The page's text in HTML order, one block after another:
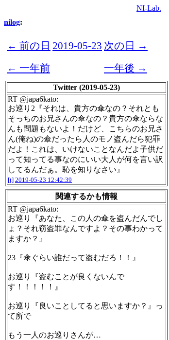
NI-Lab.
nilog:
← 前の日 2019-05-23 次の日 →
← 一年前
一年後 →
Twitter (2019-05-23)
RT @japa6kato:
お巡り2『それは、貴方の傘なの？それとも
そっちのお兄さんの傘なの？貴方の傘ならな
んも問題もないよ！だけど、こちらのお兄さ
ん(俺ね)の傘だったら人のモノ盗んだら犯罪
だよ！これは、いけないことなんだよ子供だ
って知ってる事なのにいい大人が何を言い訳
してるんだぁ。恥を知りなさい』
[t] 2019-05-23 12:42:39
関連するかも情報
RT @japa6kato:
お巡り『あなた、この人の傘を盗んだんでし
ょ？それ窃盗罪なんですよ？その事わかって
ますか？』
23『傘ぐらい誰だって盗むだろ！！』
お巡り『盗むことが良くないんで
す！！！！！』
お巡り『良いことしてると思いますか？』っ
て所で
もう一人のお巡りさんが…